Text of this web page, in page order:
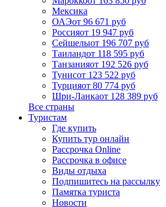
Мексика
ОАЭот 96 671 руб
Россияот 19 947 руб
Сейшелыот 196 707 руб
Таиландот 118 595 руб
Танзанияот 192 526 руб
Тунисот 123 522 руб
Турцияот 80 774 руб
Шри-Ланкаот 128 389 руб
Все страны
Туристам
Где купить
Купить тур онлайн
Рассрочка Online
Рассрочка в офисе
Виды отдыха
Подпишитесь на рассылку
Памятка туриста
Новости